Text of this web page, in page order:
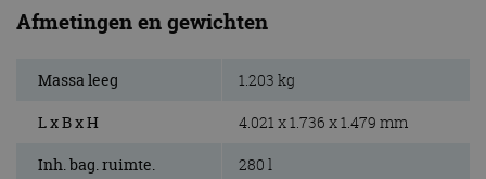
Afmetingen en gewichten
Massa leeg 1.203 kg
L x B x H 4.021 x 1.736 x 1.479 mm
Inh. bag. ruimte. 280 l